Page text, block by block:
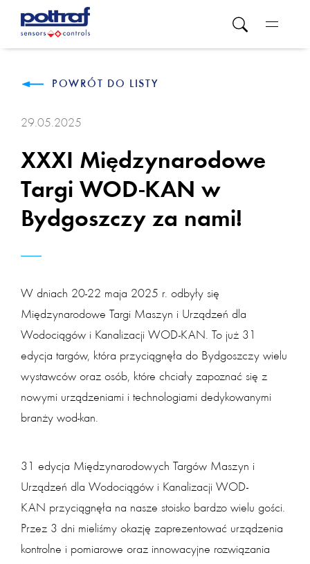
POWRÓT DO LISTY
29.05.2025
XXXI Międzynarodowe
Targi WOD-KAN w
Bydgoszczy za nami!
W dniach 20-22 maja 2025 r. odbyły się
Międzynarodowe Targi Maszyn i Urządzeń dla
Wodociągów i Kanalizacji WOD-KAN. To już 31
edycja targów, która przyciągnęła do Bydgoszczy wielu
wystawców oraz osób, które chciały zapoznać się z
nowymi urządzeniami i technologiami dedykowanymi
branży wod-kan.
31 edycja Międzynarodowych Targów Maszyn i
Urządzeń dla Wodociągów i Kanalizacji WOD-
KAN przyciągnęła na nasze stoisko bardzo wielu gości.
Przez 3 dni mieliśmy okazję zaprezentować urządzenia
kontrolne i pomiarowe oraz innowacyjne rozwiązania